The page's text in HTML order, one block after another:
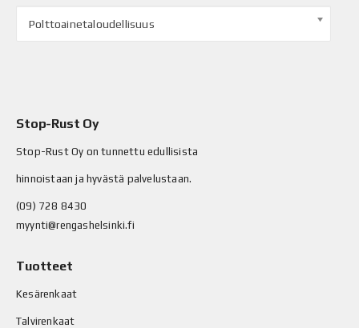
Polttoainetaloudellisuus
Stop-Rust Oy
Stop-Rust Oy on tunnettu edullisista
hinnoistaan ja hyvästä palvelustaan.
(09) 728 8430
myynti@rengashelsinki.fi
Tuotteet
Kesärenkaat
Talvirenkaat